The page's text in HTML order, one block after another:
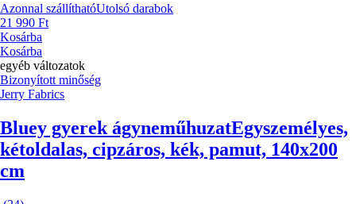
Azonnal szállíthatóUtolsó darabok
21 990 Ft
Kosárba
Kosárba
egyéb változatok
Bizonyított minőség
Jerry Fabrics
Bluey gyerek ágyneműhuzatEgyszemélyes,
kétoldalas, cipzáros, kék, pamut, 140x200
cm